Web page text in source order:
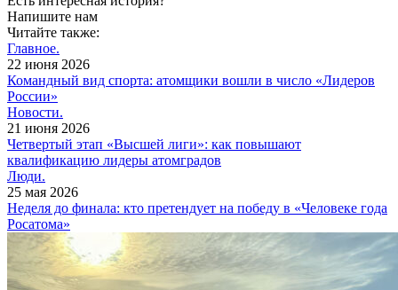
Напишите нам
Читайте также:
Главное.
22 июня 2026
Командный вид спорта: атомщики вошли в число «Лидеров
России»
Новости.
21 июня 2026
Четвертый этап «Высшей лиги»: как повышают
квалификацию лидеры атомградов
Люди.
25 мая 2026
Неделя до финала: кто претендует на победу в «Человеке года
Росатома»